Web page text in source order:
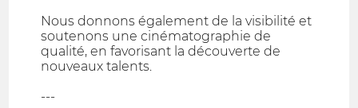
Nous donnons également de la visibilité et
soutenons une cinématographie de
qualité, en favorisant la découverte de
nouveaux talents.
---